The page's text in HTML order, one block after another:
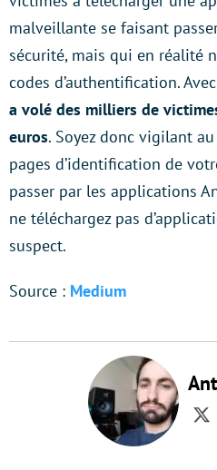
malveillante se faisant
sécurité, mais qui en réalité
codes d’authentification.
a volé des milliers de
euros. Soyez donc vigilant
pages d’identification de
passer par les applications
ne téléchargez pas
suspect.
Source : Medium